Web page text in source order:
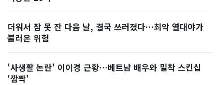
더워서 잠 못 잔 다음 날, 결국 쓰러졌다…최악 열대야가
불러온 위험
'사생활 논란' 이이경 근황…베트남 배우와 밀착 스킨십
'깜짝'